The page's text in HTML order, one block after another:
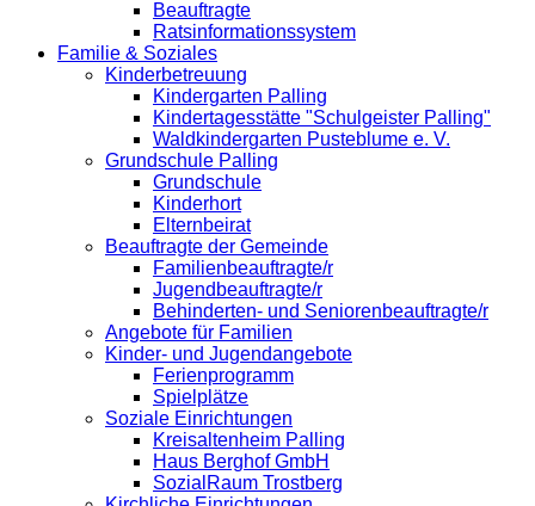
Beauftragte
Ratsinformationssystem
Familie & Soziales
Kinderbetreuung
Kindergarten Palling
Kindertagesstätte "Schulgeister Palling"
Waldkindergarten Pusteblume e. V.
Grundschule Palling
Grundschule
Kinderhort
Elternbeirat
Beauftragte der Gemeinde
Familienbeauftragte/r
Jugendbeauftragte/r
Behinderten- und Seniorenbeauftragte/r
Angebote für Familien
Kinder- und Jugendangebote
Ferienprogramm
Spielplätze
Soziale Einrichtungen
Kreisaltenheim Palling
Haus Berghof GmbH
SozialRaum Trostberg